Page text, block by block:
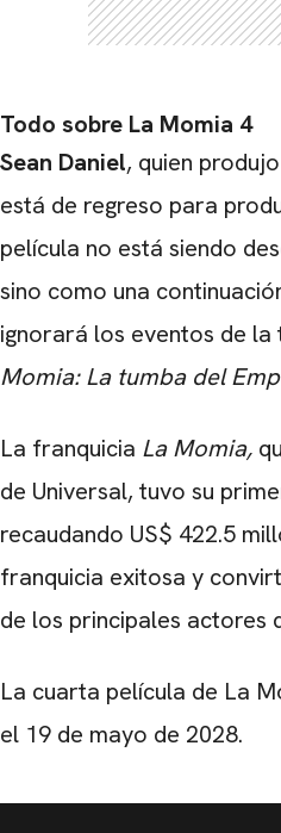
Todo sobre La Momia 4
Sean Daniel, quien
está de regreso para
película no está siendo
sino como una
ignorará los eventos de
Momia: La tumba del
La franquicia La Momia,
de Universal, tuvo su
recaudando US$ 422.5
franquicia exitosa y
de los principales actores
La cuarta película de La
el 19 de mayo de 2028.